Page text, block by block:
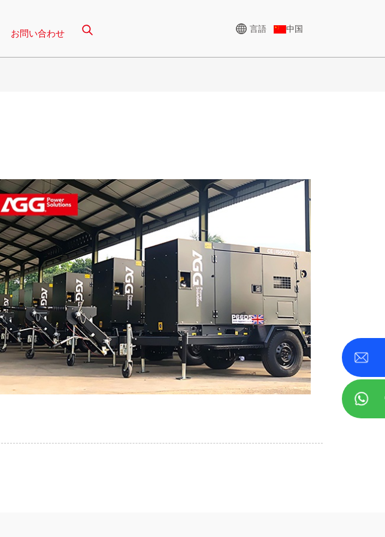
Pシリーズ 250-1100 KVA
Sシリーズ 275-880KVA
DEシリーズ 250-825 KVA
Hシリーズ 165-935 KVA
Vシリーズ 350～800 KVA
Mシリーズ 1100～4000
KVA
MSシリーズ 715-2500 KVA
お問い合わせ 言語 中国